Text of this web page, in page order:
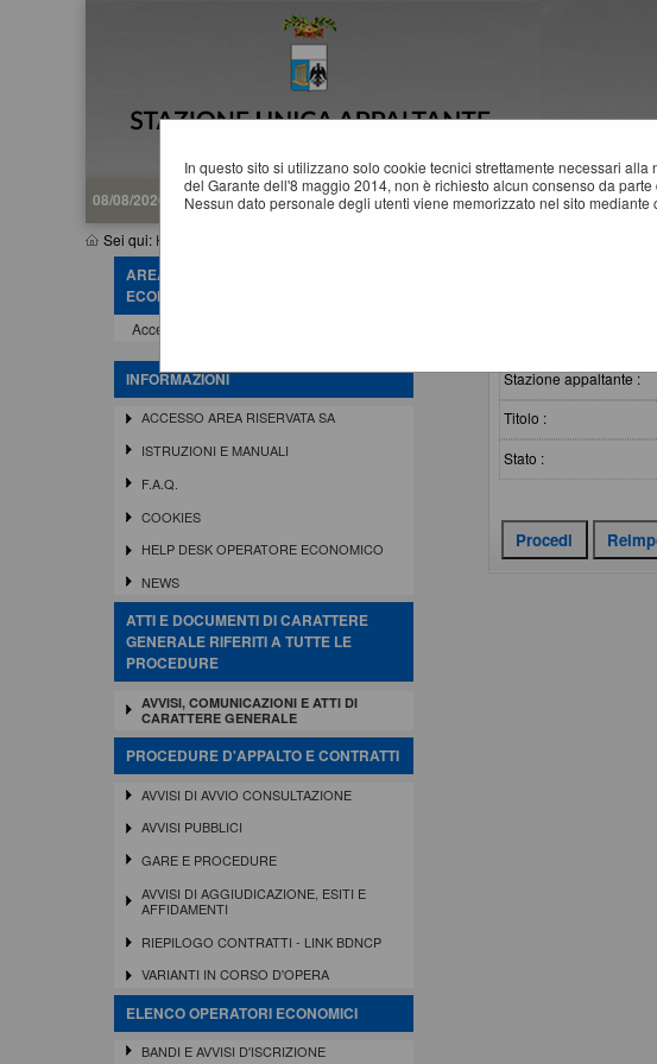
08/08/2026 08:03
Sei qui: Home
In questo sito si utilizzano solo cookie tecnici strettamente necessari
del Garante dell'8 maggio 2014, non è richiesto alcun consenso da parte
Nessun dato personale degli utenti viene memorizzato nel sito mediante
AREA RISERVATA OPERATORE
ECONOMICO
Accedi - Registrati
INFORMAZIONI
ACCESSO AREA RISERVATA SA
ISTRUZIONI E MANUALI
F.A.Q.
COOKIES
HELP DESK OPERATORE ECONOMICO
NEWS
ATTI E DOCUMENTI DI CARATTERE
GENERALE RIFERITI A TUTTE LE
PROCEDURE
AVVISI, COMUNICAZIONI E ATTI DI
CARATTERE GENERALE
PROCEDURE D'APPALTO E CONTRATTI
AVVISI DI AVVIO CONSULTAZIONE
AVVISI PUBBLICI
GARE E PROCEDURE
AVVISI DI AGGIUDICAZIONE, ESITI E
AFFIDAMENTI
RIEPILOGO CONTRATTI - LINK BDNCP
VARIANTI IN CORSO D'OPERA
ELENCO OPERATORI ECONOMICI
BANDI E AVVISI D'ISCRIZIONE
Stazione appaltante :
Titolo :
Stato :